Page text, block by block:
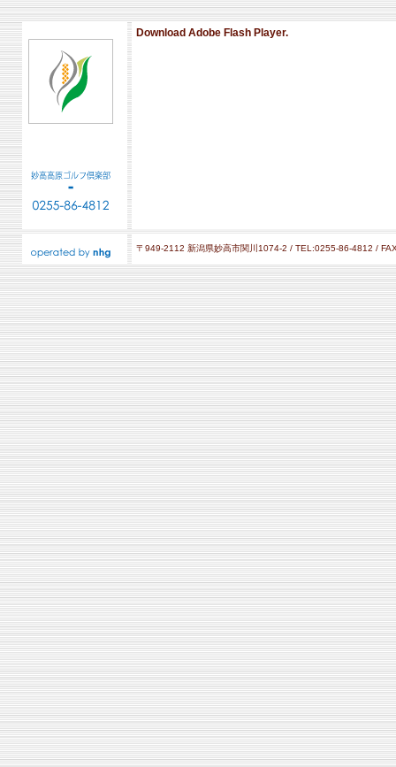
Download Adobe Flash Player.
〒949-2112 新潟県妙高市関川1074-2 / TEL:0255-86-4812 /